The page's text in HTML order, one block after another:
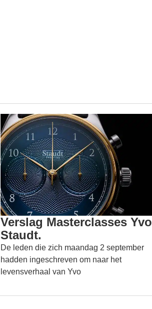
Verslag Masterclasses Yvo
Staudt.
De leden die zich maandag 2 september
hadden ingeschreven om naar het
levensverhaal van Yvo